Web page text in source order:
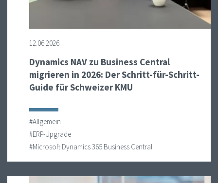
12.06.2026
Dynamics NAV zu Business Central
migrieren in 2026: Der Schritt-für-Schritt-
Guide für Schweizer KMU
#Allgemein
#ERP-Upgrade
#Microsoft Dynamics 365 Business Central